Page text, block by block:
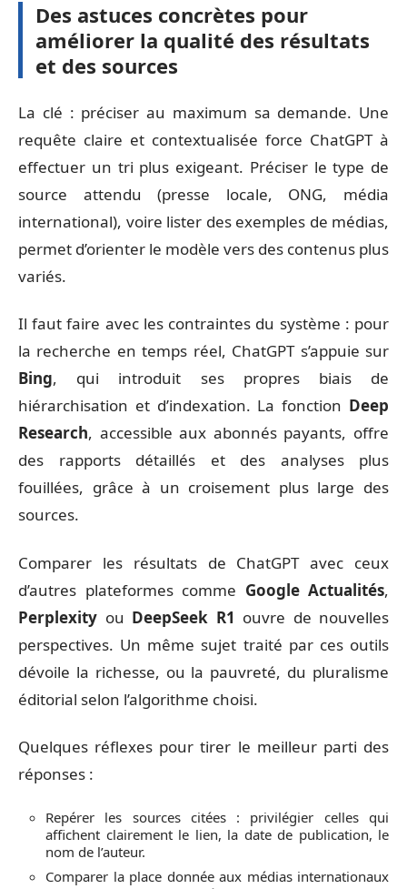
Des astuces concrètes pour
améliorer la qualité des résultats
et des sources
La clé : préciser au maximum sa demande. Une
requête claire et contextualisée force ChatGPT à
effectuer un tri plus exigeant. Préciser le type de
source attendu (presse locale, ONG, média
international), voire lister des exemples de médias,
permet d’orienter le modèle vers des contenus plus
variés.
Il faut faire avec les contraintes du système : pour
la recherche en temps réel, ChatGPT s’appuie sur
Bing, qui introduit ses propres biais de
hiérarchisation et d’indexation. La fonction Deep
Research, accessible aux abonnés payants, offre
des rapports détaillés et des analyses plus
fouillées, grâce à un croisement plus large des
sources.
Comparer les résultats de ChatGPT avec ceux
d’autres plateformes comme Google Actualités,
Perplexity ou DeepSeek R1 ouvre de nouvelles
perspectives. Un même sujet traité par ces outils
dévoile la richesse, ou la pauvreté, du pluralisme
éditorial selon l’algorithme choisi.
Quelques réflexes pour tirer le meilleur parti des
réponses :
Repérer les sources citées : privilégier celles qui
affichent clairement le lien, la date de publication, le
nom de l’auteur.
Comparer la place donnée aux médias internationaux